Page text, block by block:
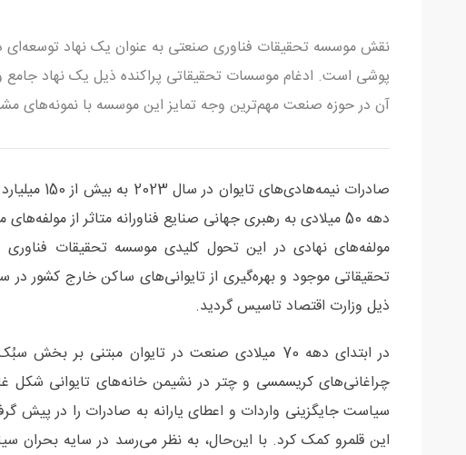
نقش موسسه تحقیقات فناوری صنعتی به عنوان یک نهاد
پوشی است. ادغام موسسات تحقیقاتی پراکنده ذیل یک نهاد
آن در حوزه صنعت مهم‌ترین وجه تمایز این موسسه با نمونه‌های
صادرات
دهه 50 میلادی به رهبری جهانی صنایع فناورانه متاثر از
ذیل وزارت اقتصاد تاسیس گردید.
در ابتدای دهه 70 میلادی صنعت در تایوان مبتنی
چراغانی‌های کریسمسی و چتر در نشیمن خانه‌های تایوانی شکل
سیاست جایگزینی واردات و اعطای یارانه به صادرات را در